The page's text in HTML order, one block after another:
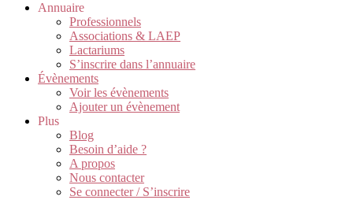
Annuaire
Professionnels
Associations & LAEP
Lactariums
S’inscrire dans l’annuaire
Évènements
Voir les évènements
Ajouter un évènement
Plus
Blog
Besoin d’aide ?
A propos
Nous contacter
Se connecter / S’inscrire